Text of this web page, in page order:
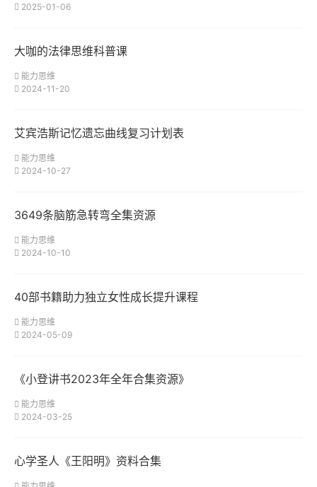
2025-01-06
大咖的法律思维科普课
能力思维
2024-11-20
艾宾浩斯记忆遗忘曲线复习计划表
能力思维
2024-10-27
3649条脑筋急转弯全集资源
能力思维
2024-10-10
40部书籍助力独立女性成长提升课程
能力思维
2024-05-09
《小登讲书2023年全年合集资源》
能力思维
2024-03-25
心学圣人《王阳明》资料合集